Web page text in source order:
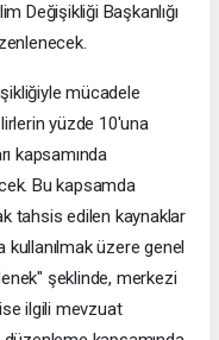
Değişikliği Başkanlığı
mücadele
yüzde 10'una
kapsamında
Bu kapsamda
tahsis edilen kaynaklar
kullanılmak üzere genel
şeklinde, merkezi
ilgili mevzuat